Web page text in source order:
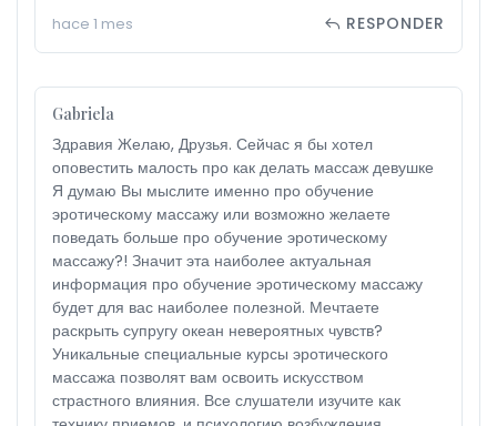
hace 1 mes RESPONDER
Gabriela
Здравия Желаю, Друзья. Сейчас я бы хотел
оповестить малость про как делать массаж девушке
Я думаю Вы мыслите именно про обучение
эротическому массажу или возможно желаете
поведать больше про обучение эротическому
массажу?! Значит эта наиболее актуальная
информация про обучение эротическому массажу
будет для вас наиболее полезной. Мечтаете
раскрыть супругу океан невероятных чувств?
Уникальные специальные курсы эротического
массажа позволят вам освоить искусством
страстного влияния. Все слушатели изучите как